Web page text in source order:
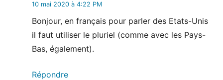
10 mai 2020 à 4:22 PM
Bonjour, en français pour parler des Etats-Unis
il faut utiliser le pluriel (comme avec les Pays-
Bas, également).
Répondre